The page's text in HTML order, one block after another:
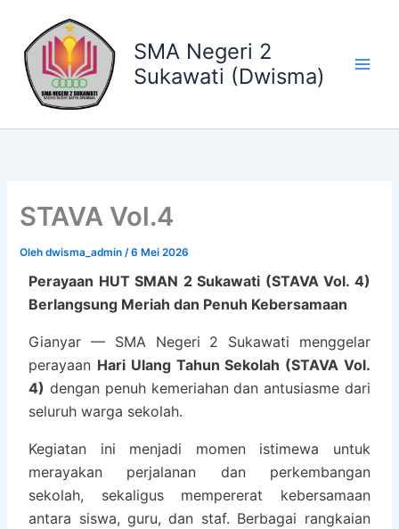
konten
SMA Negeri 2
Sukawati (Dwisma)
STAVA Vol.4
Olehdwisma_admin/6 Mei 2026
Perayaan HUT SMAN 2 Sukawati (STAVA Vol. 4)
Berlangsung Meriah dan Penuh Kebersamaan
Gianyar — SMA Negeri 2 Sukawati menggelar
perayaan Hari Ulang Tahun Sekolah (STAVA Vol.
4) dengan penuh kemeriahan dan antusiasme dari
seluruh warga sekolah.
Kegiatan ini menjadi momen istimewa untuk
merayakan perjalanan dan perkembangan
sekolah, sekaligus mempererat kebersamaan
antara siswa, guru, dan staf. Berbagai rangkaian